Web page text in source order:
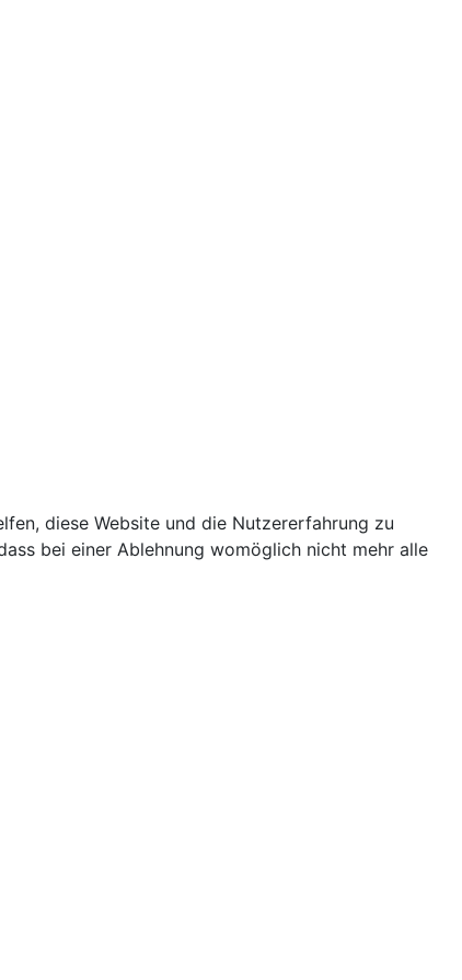
diese Website und die Nutzererfahrung zu
bei einer Ablehnung womöglich nicht mehr alle